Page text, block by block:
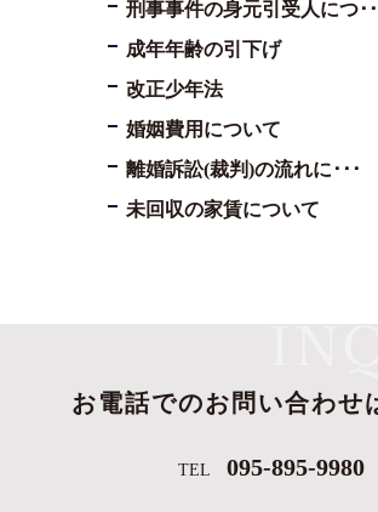
刑事事件の身元引受人につ･･
成年年齢の引下げ
改正少年法
婚姻費用について
離婚訴訟(裁判)の流れに･･･
未回収の家賃について
お電話でのお問い合わせ
TEL 095-895-9980